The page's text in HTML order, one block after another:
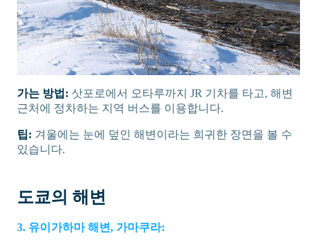
가는 방법: 삿포로에서 오타루까지 JR 기차를 타고, 해변
근처에 정차하는 지역 버스를 이용합니다.
팁: 겨울에는 눈에 덮인 해변이라는 희귀한 장면을 볼 수
있습니다.
도쿄의 해변
3. 유이가하마 해변, 가마쿠라: